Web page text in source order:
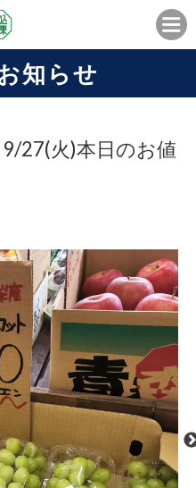
知らせ
27(火)本日のお値